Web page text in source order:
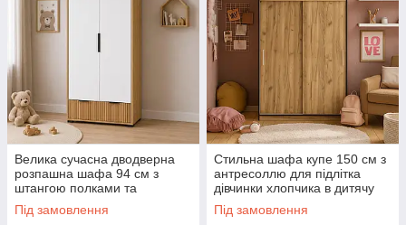
Велика сучасна дводверна
розпашна шафа 94 см з
штангою полками та
шухлядами для білизни одягу
в дитячу спальню Вайб Світ
Під замовлення
Стильна шафа купе 150 см з
антресоллю для підлітка
дівчинки хлопчика в дитячу
кімнату Бруклін Мебель
Сервіс
Під замовлення